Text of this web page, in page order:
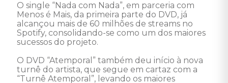
O single “Nada com Nada”, em parceria com
Menos é Mais, da primeira parte do DVD, já
alcançou mais de 60 milhões de streams no
Spotify, consolidando-se como um dos maiores
sucessos do projeto.
O DVD “Atemporal” também deu início à nova
turnê do artista, que segue em cartaz com a
“Turnê Atemporal”, levando os maiores